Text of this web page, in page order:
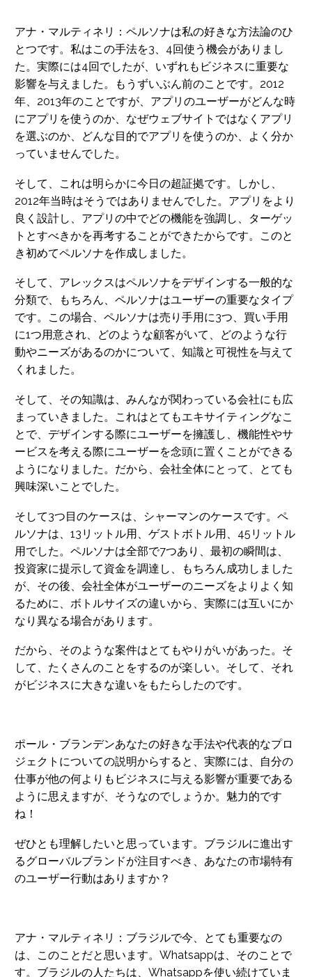
アナ・マルティネリ：ペルソナは私の好きな方法論のひ
とつです。私はこの手法を3、4回使う機会がありまし
た。実際には4回でしたが、いずれもビジネスに重要な
影響を与えました。もうずいぶん前のことです。2012
年、2013年のことですが、アプリのユーザーがどんな時
にアプリを使うのか、なぜウェブサイトではなくアプリ
を選ぶのか、どんな目的でアプリを使うのか、よく分か
っていませんでした。
そして、これは明らかに今日の超証拠です。しかし、
2012年当時はそうではありませんでした。アプリをより
良く設計し、アプリの中でどの機能を強調し、ターゲッ
トとすべきかを再考することができたからです。このと
き初めてペルソナを作成しました。
そして、アレックスはペルソナをデザインする一般的な
分類で、もちろん、ペルソナはユーザーの重要なタイプ
です。この場合、ペルソナは売り手用に3つ、買い手用
に1つ用意され、どのような顧客がいて、どのような行
動やニーズがあるのかについて、知識と可視性を与えて
くれました。
そして、その知識は、みんなが関わっている会社にも広
まっていきました。これはとてもエキサイティングなこ
とで、デザインする際にユーザーを擁護し、機能性やサ
ービスを考える際にユーザーを念頭に置くことができる
ようになりました。だから、会社全体にとって、とても
興味深いことでした。
そして3つ目のケースは、シャーマンのケースです。ペ
ルソナは、13リットル用、ゲストボトル用、45リットル
用でした。ペルソナは全部で7つあり、最初の瞬間は、
投資家に提示して資金を調達し、もちろん成功しました
が、その後、会社全体がユーザーのニーズをよりよく知
るために、ボトルサイズの違いから、実際には互いにか
なり異なる場合があります。
だから、そのような案件はとてもやりがいがあった。そ
して、たくさんのことをするのが楽しい。そして、それ
がビジネスに大きな違いをもたらしたのです。
ポール・ブランデンあなたの好きな手法や代表的なプロ
ジェクトについての説明からすると、実際には、自分の
仕事が他の何よりもビジネスに与える影響が重要である
ように思えますが、そうなのでしょうか。魅力的です
ね！
ぜひとも理解したいと思っています。ブラジルに進出す
るグローバルブランドが注目すべき、あなたの市場特有
のユーザー行動はありますか？
アナ・マルティネリ：ブラジルで今、とても重要なの
は、このことだと思います。Whatsappは、そのことで
す。ブラジルの人たちは、Whatsappを使い続けていま